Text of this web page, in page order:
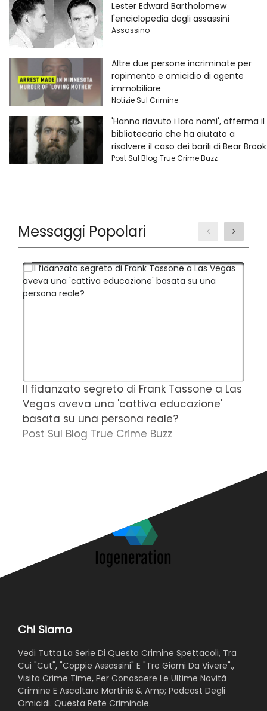
Lester Edward Bartholomew
l'enciclopedia degli assassini
Assassino
Altre due persone incriminate per
rapimento e omicidio di agente
immobiliare
Notizie Sul Crimine
'Hanno riavuto i loro nomi', afferma il
bibliotecario che ha aiutato a
risolvere il caso dei barili di Bear Brook
Post Sul Blog True Crime Buzz
Messaggi Popolari
Il fidanzato segreto di Frank Tassone a Las
Vegas aveva una 'cattiva educazione'
basata su una persona reale?
Post Sul Blog True Crime Buzz
Chi Siamo
Vedi Tutta La Serie Di Questo Crimine Spettacoli, Tra
Cui "Cut", "Coppie Assassini" E "Tre Giorni Da Vivere".,
Visita Crime Time, Per Conoscere Le Ultime Novità
Crimine E Ascoltare Martinis & Amp; Podcast Degli
Omicidi. Questa Rete Criminale.